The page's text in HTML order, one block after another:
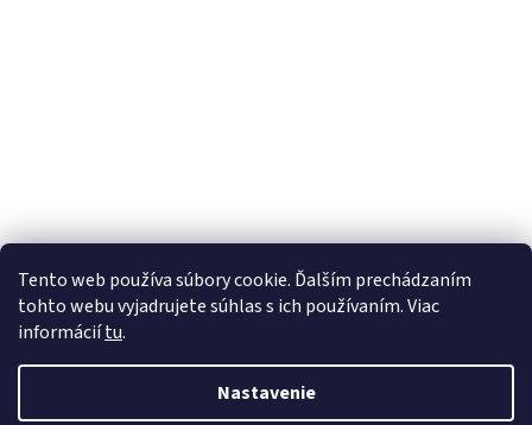
Tento web používa súbory cookie. Ďalším prechádzaním
tohto webu vyjadrujete súhlas s ich používaním. Viac
informáciítu.
Nastavenie
Vytvoril Shoptet